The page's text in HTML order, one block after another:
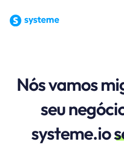
Nós vamos
seu
systeme.io